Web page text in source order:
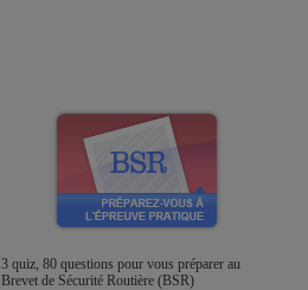
3 quiz, 80 questions pour vous préparer au
Brevet de Sécurité Routière (BSR)